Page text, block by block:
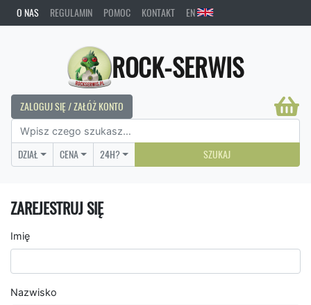
O NAS REGULAMIN POMOC KONTAKT EN
ROCK-SERWIS
ZALOGUJ SIĘ / ZAŁÓŻ KONTO
DZIAŁ CENA 24H? SZUKAJ
ZAREJESTRUJ SIĘ
Imię
Nazwisko